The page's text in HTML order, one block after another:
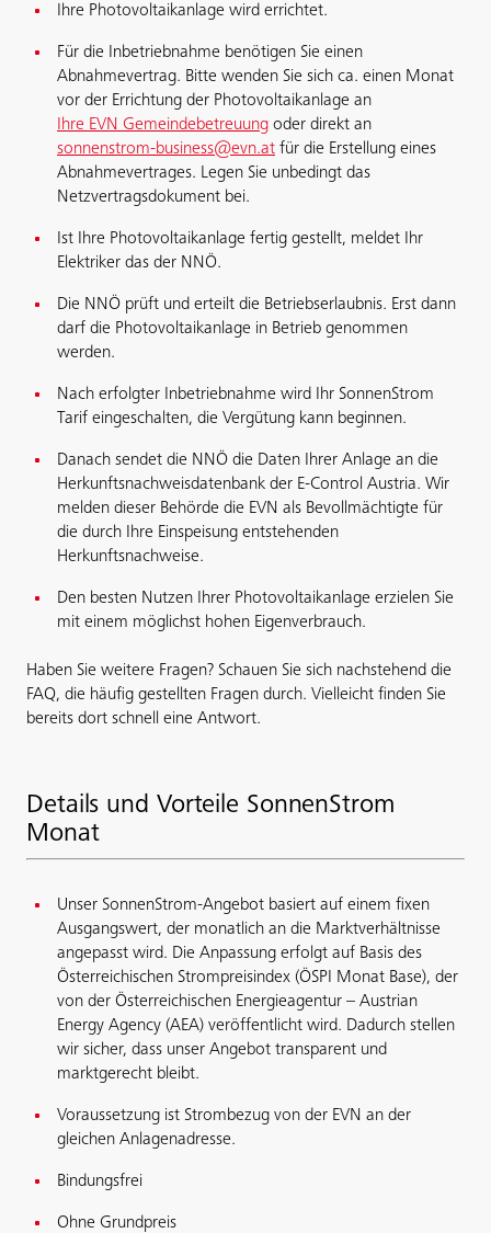
Ihre Photovoltaikanlage wird errichtet.
Für die Inbetriebnahme benötigen Sie einen
Abnahmevertrag. Bitte wenden Sie sich ca. einen Monat
vor der Errichtung der Photovoltaikanlage an
Ihre EVN Gemeindebetreuung oder direkt an
sonnenstrom-business@evn.at für die Erstellung eines
Abnahmevertrages. Legen Sie unbedingt das
Netzvertragsdokument bei.
Ist Ihre Photovoltaikanlage fertig gestellt, meldet Ihr
Elektriker das der NNÖ.
Die NNÖ prüft und erteilt die Betriebserlaubnis. Erst dann
darf die Photovoltaikanlage in Betrieb genommen
werden.
Nach erfolgter Inbetriebnahme wird Ihr SonnenStrom
Tarif eingeschalten, die Vergütung kann beginnen.
Danach sendet die NNÖ die Daten Ihrer Anlage an die
Herkunftsnachweisdatenbank der E-Control Austria. Wir
melden dieser Behörde die EVN als Bevollmächtigte für
die durch Ihre Einspeisung entstehenden
Herkunftsnachweise.
Den besten Nutzen Ihrer Photovoltaikanlage erzielen Sie
mit einem möglichst hohen Eigenverbrauch.
Haben Sie weitere Fragen? Schauen Sie sich nachstehend die
FAQ, die häufig gestellten Fragen durch. Vielleicht finden Sie
bereits dort schnell eine Antwort.
Details und Vorteile SonnenStrom
Monat
Unser SonnenStrom-Angebot basiert auf einem fixen
Ausgangswert, der monatlich an die Marktverhältnisse
angepasst wird. Die Anpassung erfolgt auf Basis des
Österreichischen Strompreisindex (ÖSPI Monat Base), der
von der Österreichischen Energieagentur – Austrian
Energy Agency (AEA) veröffentlicht wird. Dadurch stellen
wir sicher, dass unser Angebot transparent und
marktgerecht bleibt.
Voraussetzung ist Strombezug von der EVN an der
gleichen Anlagenadresse.
Bindungsfrei
Ohne Grundpreis